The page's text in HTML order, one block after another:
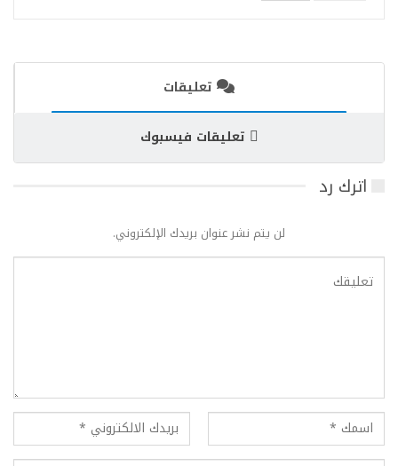
تعليقات
تعليقات فيسبوك
اترك رد
لن يتم نشر عنوان بريدك الإلكتروني.